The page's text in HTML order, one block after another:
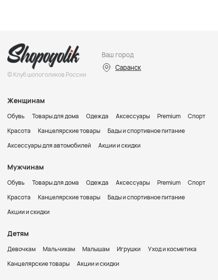
© Клуб шопоголиков России
Ваш город
Саранск
Женщинам
Обувь Товары для дома Одежда Аксессуары Premium
Спорт
Красота
Канцелярские товары
Бады и спортивное питание
Аксессуары для автомобилей
Акции и скидки
Мужчинам
Обувь Товары для дома Одежда Аксессуары Premium
Спорт
Красота
Канцелярские товары
Бады и спортивное питание
Акции и скидки
Детям
Девочкам Мальчикам Малышам Игрушки
Уход и косметика
Канцелярские товары
Акции и скидки